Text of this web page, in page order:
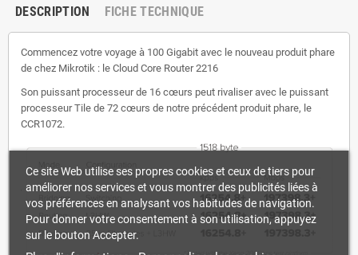
DESCRIPTION FICHE TECHNIQUE
Commencez votre voyage à 100 Gigabit avec le nouveau produit phare
de chez Mikrotik : le Cloud Core Router 2216
Son puissant processeur de 16 cœurs peut rivaliser avec le puissant
processeur Tile de 72 cœurs de notre précédent produit phare, le
CCR1072.
Ce site Web utilise ses propres cookies et ceux de tiers pour
améliorer nos services et vous montrer des publicités liées à
vos préférences en analysant vos habitudes de navigation.
Pour donner votre consentement à son utilisation, appuyez
sur le bouton Accepter.